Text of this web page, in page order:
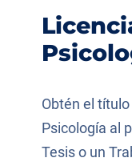
Obtén el
Psicología al
Tesis o un